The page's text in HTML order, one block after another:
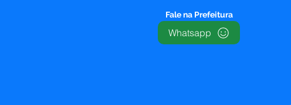
Fale na Prefeitura
Whatsapp